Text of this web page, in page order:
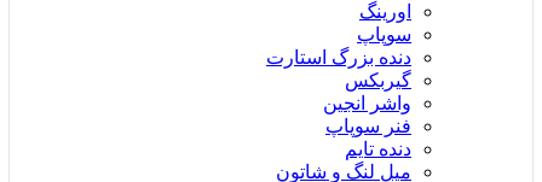
اورینگ
سوپاپ
دنده بزرگ استارت
گیربکس
واشر انجین
فنر سوپاپ
دنده تایم
میل لنگ و شاتون